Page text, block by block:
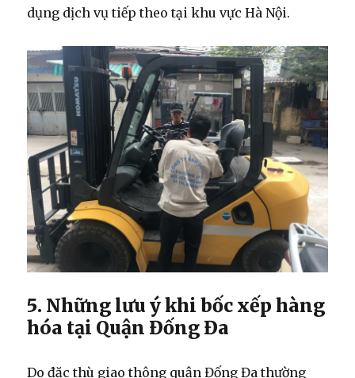
dụng dịch vụ tiếp theo tại khu vực Hà Nội.
5. Những lưu ý khi bốc xếp hàng
hóa tại Quận Đống Đa
Do đặc thù giao thông quận Đống Đa thường